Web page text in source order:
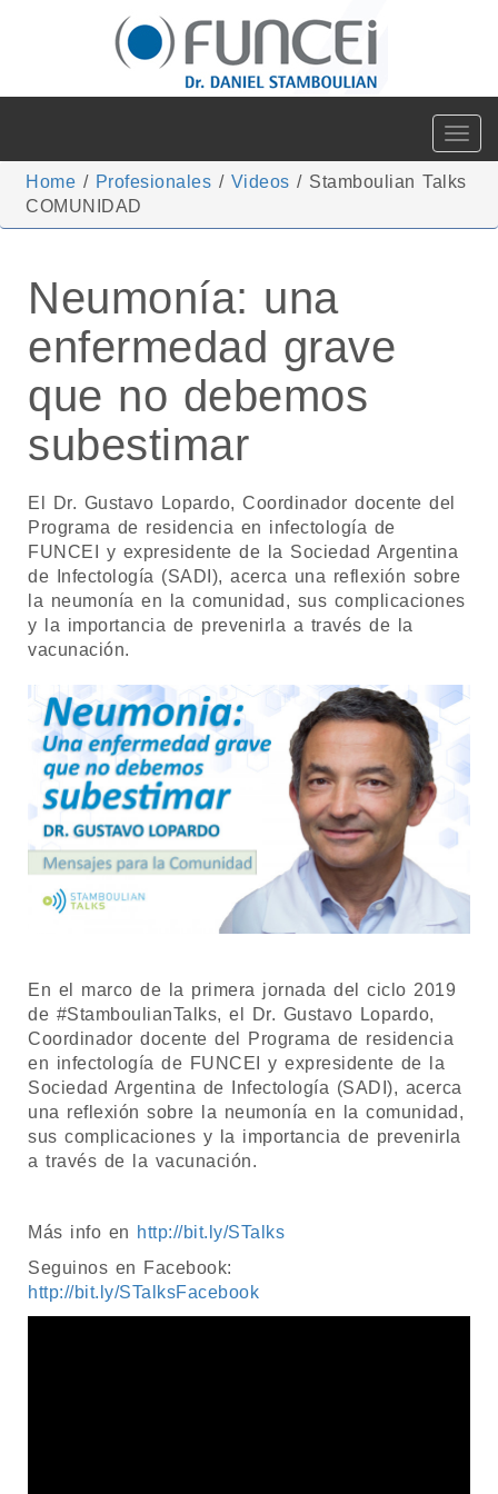
Toggle
Home / Profesionales / Videos / Stamboulian Talks
COMUNIDAD
Neumonía: una
enfermedad grave
que no debemos
subestimar
El Dr. Gustavo Lopardo, Coordinador docente del
Programa de residencia en infectología de
FUNCEI y expresidente de la Sociedad Argentina
de Infectología (SADI), acerca una reflexión sobre
la neumonía en la comunidad, sus complicaciones
y la importancia de prevenirla a través de la
vacunación.
En el marco de la primera jornada del ciclo 2019
de #StamboulianTalks, el Dr. Gustavo Lopardo,
Coordinador docente del Programa de residencia
en infectología de FUNCEI y expresidente de la
Sociedad Argentina de Infectología (SADI), acerca
una reflexión sobre la neumonía en la comunidad,
sus complicaciones y la importancia de prevenirla
a través de la vacunación.
Más info en http://bit.ly/STalks
Seguinos en Facebook:
http://bit.ly/STalksFacebook